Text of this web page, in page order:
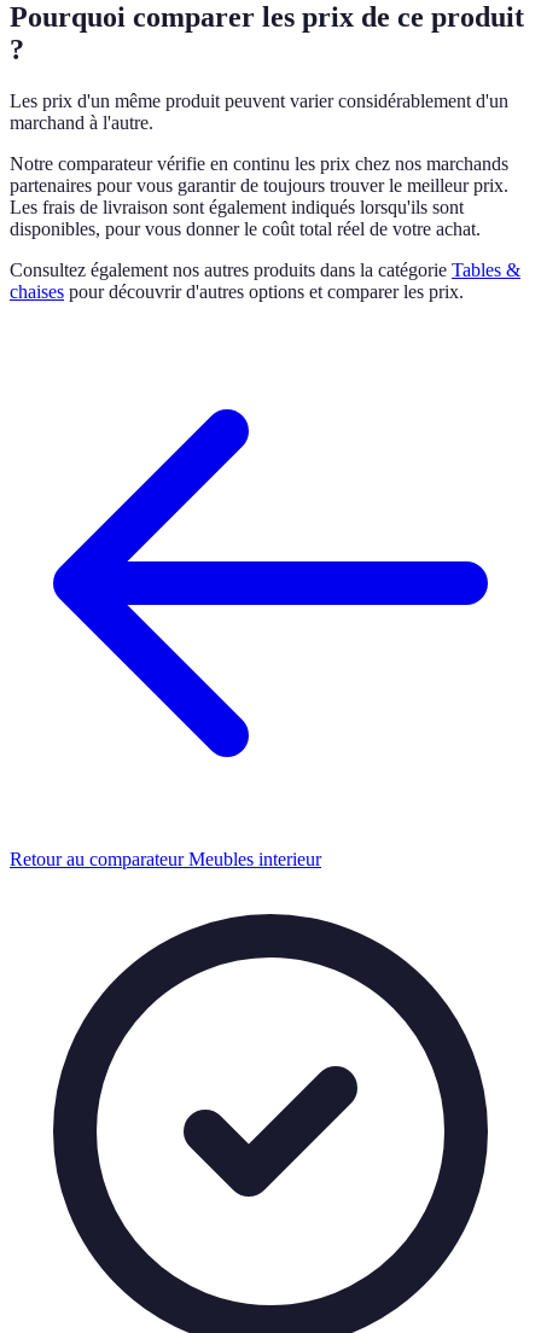
Pourquoi comparer les prix de ce produit
?
Les prix d'un même produit peuvent varier considérablement d'un
marchand à l'autre.
Notre comparateur vérifie en continu les prix chez nos marchands
partenaires pour vous garantir de toujours trouver le meilleur prix.
Les frais de livraison sont également indiqués lorsqu'ils sont
disponibles, pour vous donner le coût total réel de votre achat.
Consultez également nos autres produits dans la catégorie Tables &
chaises pour découvrir d'autres options et comparer les prix.
Retour au comparateur Meubles interieur